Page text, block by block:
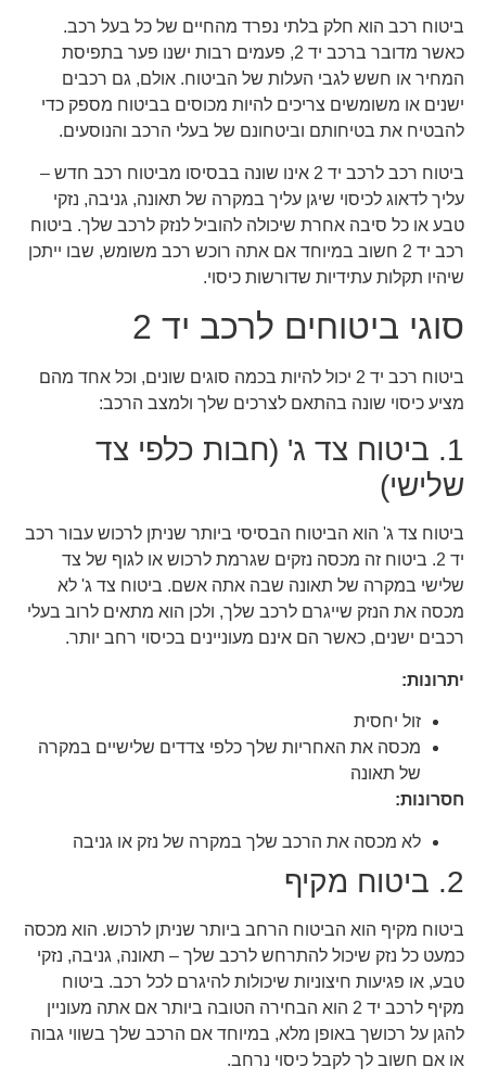
ביטוח רכב הוא חלק בלתי נפרד מהחיים של כל בעל רכב.
כאשר מדובר ברכב יד 2, פעמים רבות ישנו פער בתפיסת
המחיר או חשש לגבי העלות של הביטוח. אולם, גם רכבים
ישנים או משומשים צריכים להיות מכוסים בביטוח מספק כדי
להבטיח את בטיחותם וביטחונם של בעלי הרכב והנוסעים.
ביטוח רכב לרכב יד 2 אינו שונה בבסיסו מביטוח רכב חדש –
עליך לדאוג לכיסוי שיגן עליך במקרה של תאונה, גניבה, נזקי
טבע או כל סיבה אחרת שיכולה להוביל לנזק לרכב שלך. ביטוח
רכב יד 2 חשוב במיוחד אם אתה רוכש רכב משומש, שבו ייתכן
שיהיו תקלות עתידיות שדורשות כיסוי.
סוגי ביטוחים לרכב יד 2
ביטוח רכב יד 2 יכול להיות בכמה סוגים שונים, וכל אחד מהם
מציע כיסוי שונה בהתאם לצרכים שלך ולמצב הרכב:
1. ביטוח צד ג' (חבות כלפי צד
שלישי)
ביטוח צד ג' הוא הביטוח הבסיסי ביותר שניתן לרכוש עבור רכב
יד 2. ביטוח זה מכסה נזקים שגרמת לרכוש או לגוף של צד
שלישי במקרה של תאונה שבה אתה אשם. ביטוח צד ג' לא
מכסה את הנזק שייגרם לרכב שלך, ולכן הוא מתאים לרוב בעלי
רכבים ישנים, כאשר הם אינם מעוניינים בכיסוי רחב יותר.
יתרונות:
זול יחסית
מכסה את האחריות שלך כלפי צדדים שלישיים במקרה
של תאונה
חסרונות:
לא מכסה את הרכב שלך במקרה של נזק או גניבה
2. ביטוח מקיף
ביטוח מקיף הוא הביטוח הרחב ביותר שניתן לרכוש. הוא מכסה
כמעט כל נזק שיכול להתרחש לרכב שלך – תאונה, גניבה, נזקי
טבע, או פגיעות חיצוניות שיכולות להיגרם לכל רכב. ביטוח
מקיף לרכב יד 2 הוא הבחירה הטובה ביותר אם אתה מעוניין
להגן על רכושך באופן מלא, במיוחד אם הרכב שלך בשווי גבוה
או אם חשוב לך לקבל כיסוי נרחב.